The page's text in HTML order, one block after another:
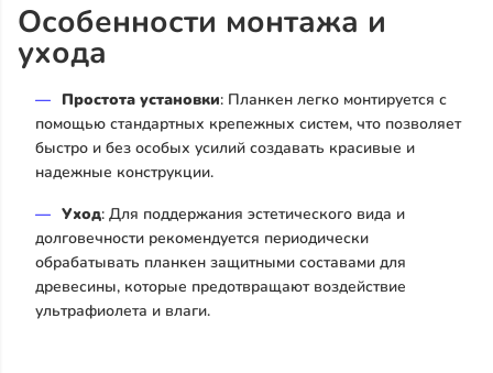
Особенности монтажа и
ухода
Простота установки: Планкен легко монтируется с
помощью стандартных крепежных систем, что позволяет
быстро и без особых усилий создавать красивые и
надежные конструкции.
Уход: Для поддержания эстетического вида и
долговечности рекомендуется периодически
обрабатывать планкен защитными составами для
древесины, которые предотвращают воздействие
ультрафиолета и влаги.